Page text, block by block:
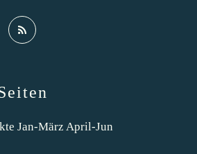
Jan-März April-Jun